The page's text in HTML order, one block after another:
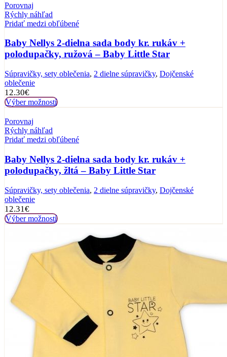
Porovnaj
Rýchly náhľad
Pridať medzi obľúbené
Baby Nellys 2-dielna sada body kr. rukáv +
polodupačky, ružová – Baby Little Star
Súpravičky, sety oblečenia, 2 dielne súpravičky, Dojčenské
oblečenie
12.30€
Výber možností
Porovnaj
Rýchly náhľad
Pridať medzi obľúbené
Baby Nellys 2-dielna sada body kr. rukáv +
polodupačky, žltá – Baby Little Star
Súpravičky, sety oblečenia, 2 dielne súpravičky, Dojčenské
oblečenie
12.31€
Výber možností